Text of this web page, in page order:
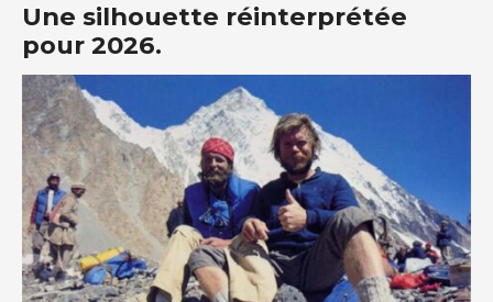
Une silhouette réinterprétée
pour 2026.